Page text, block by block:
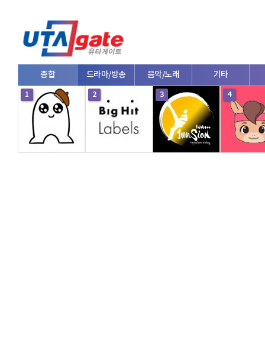
종합 드라마/방송 음악/노래 기타
V로그/소통 영화/뮤지컬 연예인 한류/외국인
댄스 e스포츠 자동차 커플/연애
1 2 3 4